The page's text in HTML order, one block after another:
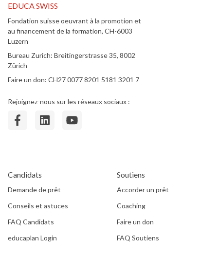
EDUCA SWISS
Fondation suisse oeuvrant à la promotion et
au financement de la formation, CH-6003
Luzern
Bureau Zurich: Breitingerstrasse 35, 8002
Zürich
Faire un don: CH27 0077 8201 5181 3201 7
Rejoignez-nous sur les réseaux sociaux :
Candidats
Demande de prêt
Conseils et astuces
FAQ Candidats
educaplan Login
Soutiens
Accorder un prêt
Coaching
Faire un don
FAQ Soutiens